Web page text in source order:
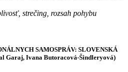
strečing, rozsah pohybu
SAMOSPRÁV: SLOVENSKÁ
Garaj, Ivana Butoracová-Šindleryová)